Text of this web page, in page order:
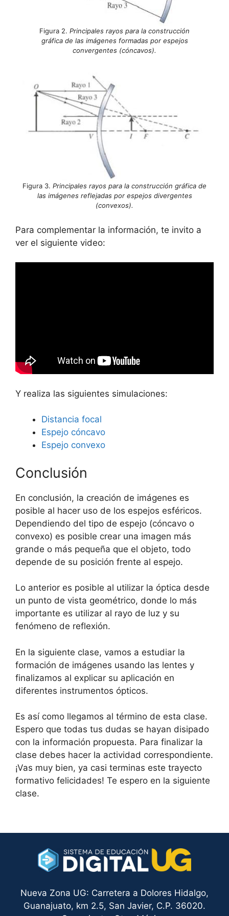
Figura 2. Principales rayos para la construcción
gráfica de las imágenes formadas por espejos
convergentes (cóncavos).
Figura 3. Principales rayos para la construcción gráfica de
las imágenes reflejadas por espejos divergentes
(convexos).
Para complementar la información, te invito a
ver el siguiente video:
Y realiza las siguientes simulaciones:
Distancia focal
Espejo cóncavo
Espejo convexo
Conclusión
En conclusión, la creación de imágenes es
posible al hacer uso de los espejos esféricos.
Dependiendo del tipo de espejo (cóncavo o
convexo) es posible crear una imagen más
grande o más pequeña que el objeto, todo
depende de su posición frente al espejo.
Lo anterior es posible al utilizar la óptica desde
un punto de vista geométrico, donde lo más
importante es utilizar al rayo de luz y su
fenómeno de reflexión.
En la siguiente clase, vamos a estudiar la
formación de imágenes usando las lentes y
finalizamos al explicar su aplicación en
diferentes instrumentos ópticos.
Es así como llegamos al término de esta clase.
Espero que todas tus dudas se hayan disipado
con la información propuesta. Para finalizar la
clase debes hacer la actividad correspondiente.
¡Vas muy bien, ya casi terminas este trayecto
formativo felicidades! Te espero en la siguiente
clase.
Nueva Zona UG: Carretera a Dolores Hidalgo,
Guanajuato, km 2.5, San Javier, C.P. 36020.